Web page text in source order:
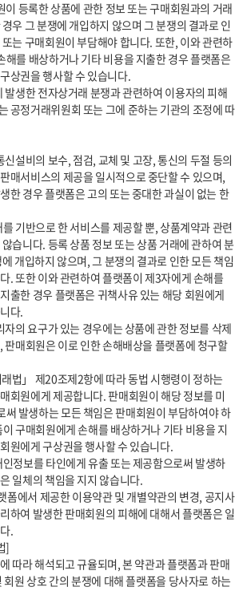
우 그 분쟁에 개입하지 않으며 그 분쟁의 결과로 인
는 구매회원이 부담해야 합니다. 또한, 이와 관련하
해를 배상하거나 기타 비용을 지출한 경우 플랫폼은
상권을 행사할 수 있습니다.
공정거래위원회 또는 그에 준하는 기관의 조정에 따
매서비스의 제공을 일시적으로 중단할 수 있으며,
한 경우 플랫폼은 고의 또는 중대한 과실이 없는 한
습니다. 등록 상품 정보 또는 상품 거래에 관하여 분
개입하지 않으며, 그 분쟁의 결과로 인한 모든 책임
. 또한 이와 관련하여 플랫폼이 제3자에게 손해를
출한 경우 플랫폼은 귀책사유 있는 해당 회원에게
다.
판매회원은 이로 인한 손해배상을 플랫폼에 청구할
회원에게 제공합니다. 판매회원이 해당 정보를 미
써 발생하는 모든 책임은 판매회원이 부담하여야 하
구매회원에게 손해를 배상하거나 기타 비용을 지
원에게 구상권을 행사할 수 있습니다.
일체의 책임을 지지 않습니다.
하여 발생한 판매회원의 피해에 대해서 플랫폼은 일
.
]
따라 해석되고 규율되며, 본 약관과 플랫폼과 판매
회원 상호 간의 분쟁에 대해 플랫폼을 당사자로 하는